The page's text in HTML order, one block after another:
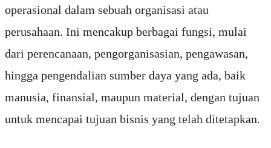
operasional dalam sebuah organisasi atau
perusahaan. Ini mencakup berbagai fungsi, mulai
dari perencanaan, pengorganisasian, pengawasan,
hingga pengendalian sumber daya yang ada, baik
manusia, finansial, maupun material, dengan tujuan
untuk mencapai tujuan bisnis yang telah ditetapkan.